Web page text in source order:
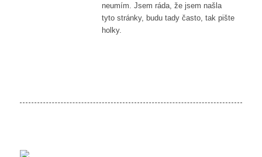
neumím. Jsem ráda, že jsem našla
tyto stránky, budu tady často, tak pište
holky.